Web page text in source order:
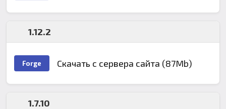
1.12.2
Forge Cкачать с сервера сайта (87Mb)
1.7.10